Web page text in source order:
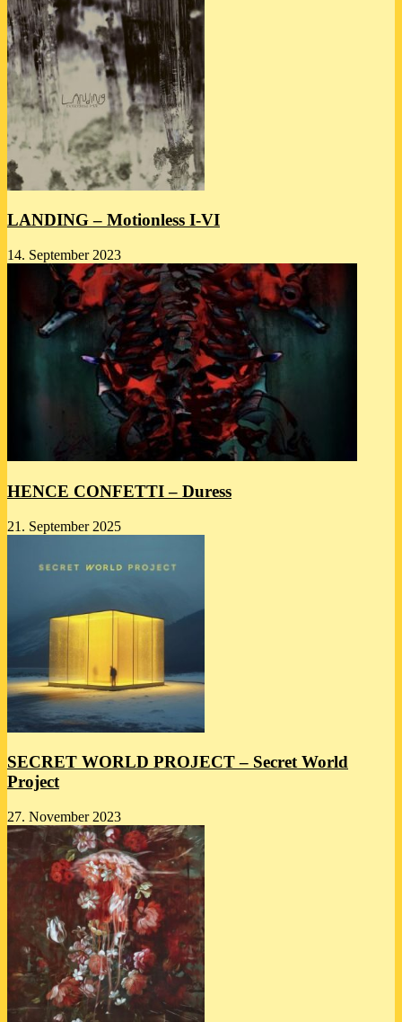
LANDING – Motionless I-VI
14. September 2023
HENCE CONFETTI – Duress
21. September 2025
SECRET WORLD PROJECT – Secret World
Project
27. November 2023